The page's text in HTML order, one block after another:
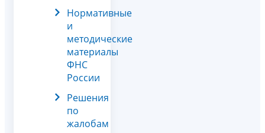
Нормативные
и
методические
материалы
ФНС
России
Решения
по
жалобам